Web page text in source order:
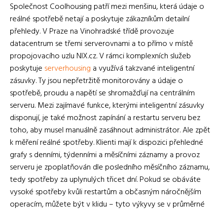
Společnost Coolhousing patří mezi menšinu, která údaje o
reálné spotřebě netají a poskytuje zákazníkům detailní
přehledy. V Praze na Vinohradské třídě provozuje
datacentrum se třemi serverovnami a to přímo v místě
propojovacího uzlu NIX.cz. V rámci komplexních služeb
poskytuje serverhousing a využívá takzvané inteligentní
zásuvky. Ty jsou nepřetržitě monitorovány a údaje o
spotřebě, proudu a napětí se shromažďují na centrálním
serveru. Mezi zajímavé funkce, kterými inteligentní zásuvky
disponují, je také možnost zapínání a restartu serveru bez
toho, aby musel manuálně zasáhnout administrátor. Ale zpět
k měření reálné spotřeby. Klienti mají k dispozici přehledné
grafy s denními, týdenními a měsíčními záznamy a provoz
serveru je zpoplatňován dle posledního měsíčního záznamu,
tedy spotřeby za uplynulých třicet dní. Pokud se obáváte
vysoké spotřeby kvůli restartům a občasným náročnějším
operacím, můžete být v klidu – tyto výkyvy se v průměrné